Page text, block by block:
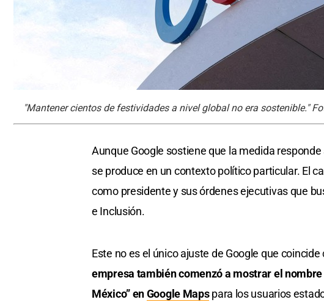
"Mantener cientos de festividades a nivel global no era sostenible."
Aunque Google sostiene que la medida
se produce en un contexto político particular. El
como presidente y sus órdenes ejecutivas que
e Inclusión.
Este no es el único ajuste de Google que
empresa también comenzó a mostrar el nombre
México”enGoogle Mapspara los usuarios